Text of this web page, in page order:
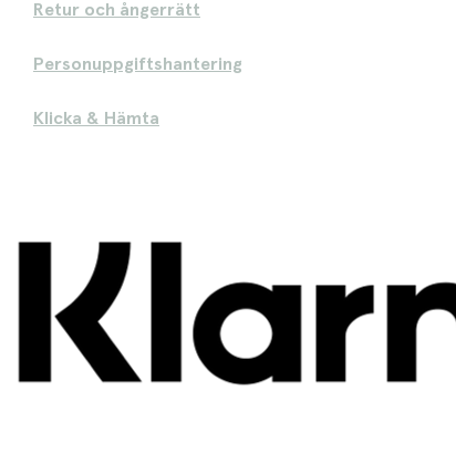
Retur och ångerrätt
Personuppgiftshantering
Klicka & Hämta